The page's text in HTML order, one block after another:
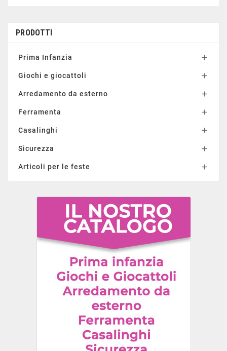
PRODOTTI
Prima Infanzia 
Giochi e giocattoli 
Arredamento da esterno 
Ferramenta 
Casalinghi 
Sicurezza 
Articoli per le feste 